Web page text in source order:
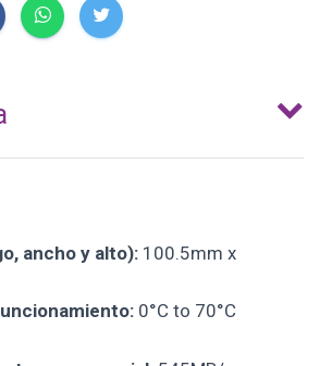
ancho y alto): 100.5mm x
0°C to 70°C